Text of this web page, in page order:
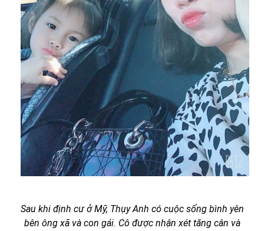
Sau khi định cư ở Mỹ, Thụy Anh có cuộc sống bình yên
bên ông xã và con gái. Cô được nhận xét tăng cân và